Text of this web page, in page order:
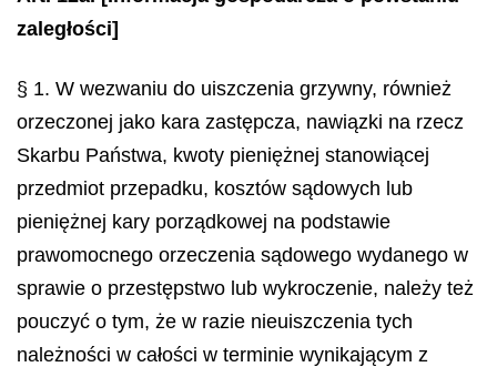
zaległości]
§ 1. W wezwaniu do uiszczenia grzywny, również
orzeczonej jako kara zastępcza, nawiązki na rzecz
Skarbu Państwa, kwoty pieniężnej stanowiącej
przedmiot przepadku, kosztów sądowych lub
pieniężnej kary porządkowej na podstawie
prawomocnego orzeczenia sądowego wydanego w
sprawie o przestępstwo lub wykroczenie, należy też
pouczyć o tym, że w razie nieuiszczenia tych
należności w całości w terminie wynikającym z